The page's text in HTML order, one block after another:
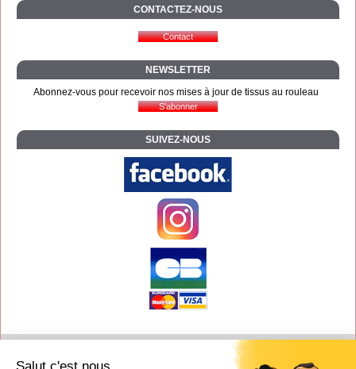
CONTACTEZ-NOUS
NEWSLETTER
Abonnez-vous pour recevoir nos mises à jour de tissus au rouleau
SUIVEZ-NOUS